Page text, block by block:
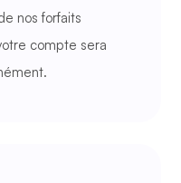
nos forfaits
compte sera